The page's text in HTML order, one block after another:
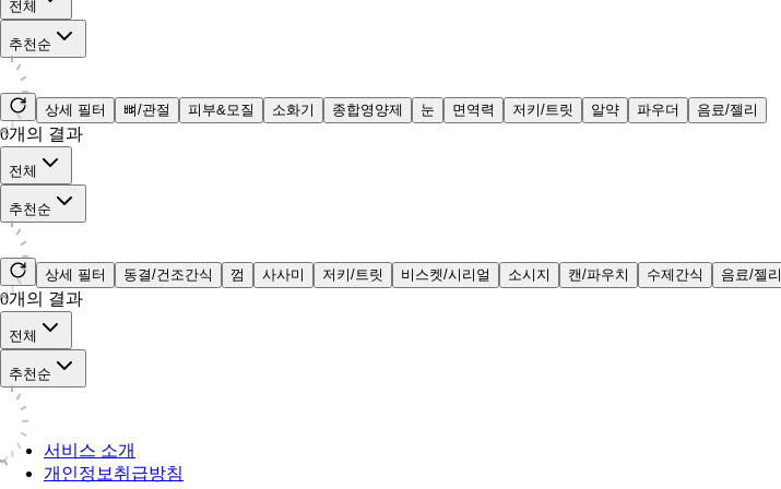
전체
추천순
상세 필터 뼈/관절 피부&모질 소화기 종합영양제 눈 면역력 저키/트릿 알약 파우더 음료/젤리
0개의 결과
전체
추천순
상세 필터 동결/건조간식 껌 사사미 저키/트릿 비스켓/시리얼 소시지 캔/파우치 수제간식 음료/젤리
0개의 결과
전체
추천순
서비스 소개
개인정보취급방침